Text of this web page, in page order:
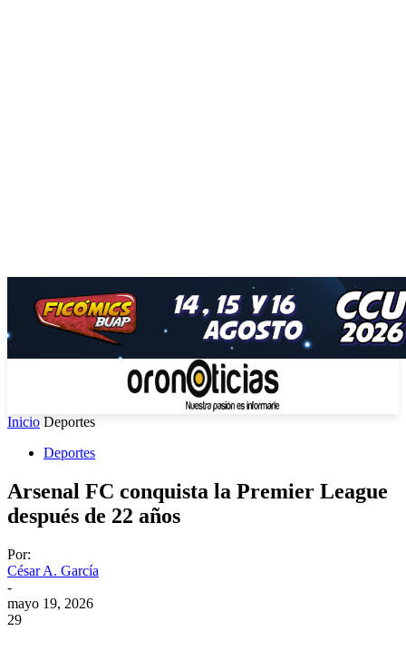
Inicio Deportes
Deportes
Arsenal FC conquista la Premier League
después de 22 años
Por:
César A. García
-
mayo 19, 2026
29